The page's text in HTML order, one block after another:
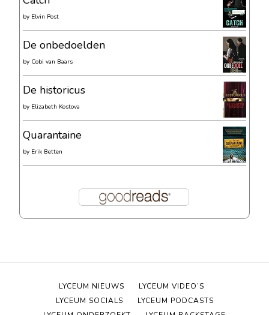
by Elvin Post
De onbedoelden
by Cobi van Baars
De historicus
by Elizabeth Kostova
Quarantaine
by Erik Betten
LYCEUM NIEUWS
LYCEUM VIDEO’S
LYCEUM SOCIALS
LYCEUM PODCASTS